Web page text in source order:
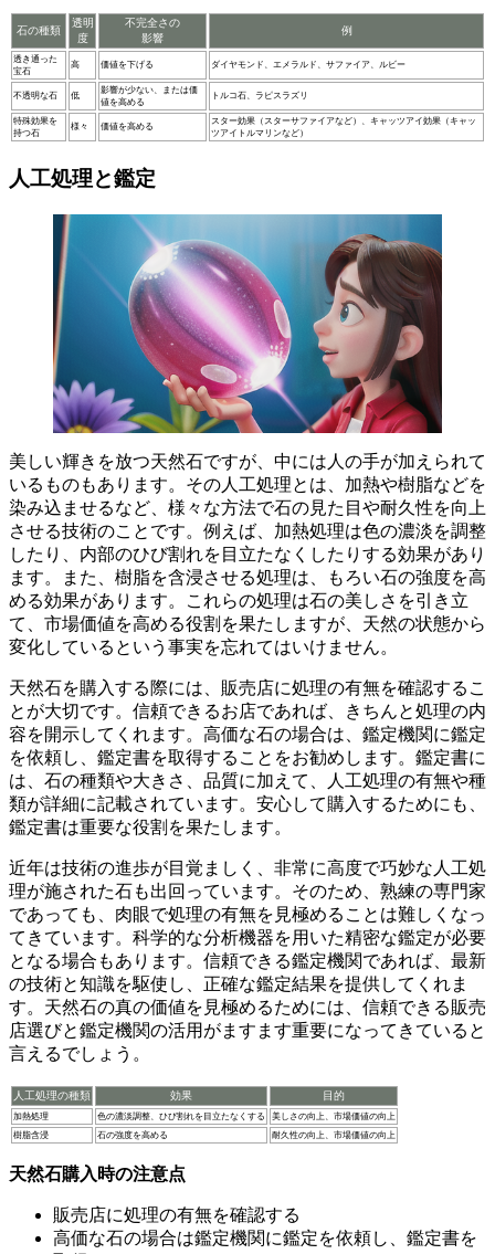
石の種類
透明
度
不完全さの
影響
例
透き通った
宝石
高 価値を下げる ダイヤモンド、エメラルド、サファイア、ルビー
不透明な石 低
影響が少ない、または価
値を高める
トルコ石、ラピスラズリ
特殊効果を
持つ石
様々 価値を高める
スター効果（スターサファイアなど）、キャッツアイ効果（キャッ
ツアイトルマリンなど）
人工処理と鑑定
美しい輝きを放つ天然石ですが、中には人の手が加えられて
いるものもあります。その人工処理とは、加熱や樹脂などを
染み込ませるなど、様々な方法で石の見た目や耐久性を向上
させる技術のことです。例えば、加熱処理は色の濃淡を調整
したり、内部のひび割れを目立たなくしたりする効果があり
ます。また、樹脂を含浸させる処理は、もろい石の強度を高
める効果があります。これらの処理は石の美しさを引き立
て、市場価値を高める役割を果たしますが、 天然の状態から
変化している という事実を忘れてはいけません。
天然石を購入する際には、 販売店に処理の有無を確認するこ
とが大切です。信頼できるお店であれば、きちんと処理の内
容を開示してくれます。高価な石の場合は、鑑定機関に鑑定
を依頼し、 鑑定書を取得することをお勧めします。鑑定書に
は、石の種類や大きさ、品質に加えて、人工処理の有無や種
類が詳細に記載されています。安心して購入するためにも、
鑑定書は重要な役割を果たします。
近年は技術の進歩が目覚ましく、非常に高度で巧妙な人工処
理が施された石も出回っています。そのため、 熟練の専門家
であっても、肉眼で処理の有無を見極めることは難しくなっ
てきています。科学的な分析機器を用いた精密な鑑定が必要
となる場合もあります。信頼できる鑑定機関であれば、最新
の技術と知識を駆使し、正確な鑑定結果を提供してくれま
す。天然石の真の価値を見極めるためには、 信頼できる販売
店選びと鑑定機関の活用 がますます重要になってきていると
言えるでしょう。
人工処理の種類 効果 目的
加熱処理 色の濃淡調整、ひび割れを目立たなくする
美しさの向上、市場価値の向上
樹脂含浸
石の強度を高める 耐久性の向上、市場価値の向上
天然石購入時の注意点
販売店に処理の有無を確認する
高価な石の場合は鑑定機関に鑑定を依頼し、鑑定書を